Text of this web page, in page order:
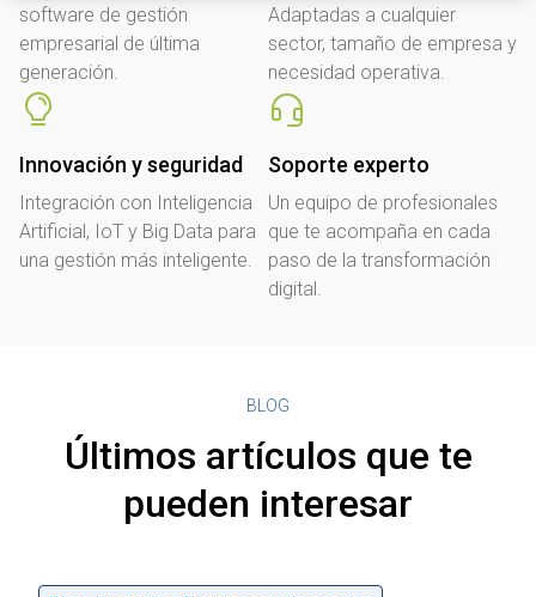
i
e
n
t
o
software de gestión
empresarial de última
generación.
Adaptadas a cualquier
sector, tamaño de empresa y
necesidad operativa.
Innovación y seguridad
Integración con Inteligencia
Artificial, IoT y Big Data para
una gestión más inteligente.
Soporte experto
Un equipo de profesionales
que te acompaña en cada
paso de la transformación
digital.
BLOG
Últimos artículos que te
pueden interesar